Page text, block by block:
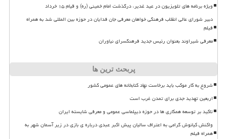
ویژه برنامه های تلویزیون در عید غدیر، درگذشت امام خمینی (ره) و قیام ۱۵ خرداد
دبیر شورای عالی انقلاب فرهنگی خواهان معرفی جان فدایان در حوزه بین المللی شد به همراه
فیلم
معرفی شیراوند بعنوان رئیس جدید فرهنگسرای نیاوران
پربحث ترین ها
شروع به کار موکب باید برخاست نهاد کتابخانه های عمومی کشور
اربعین تهدید جدی برای تمدن غرب است
تاکید بر توسعه همکاری ها در حوزه دیپلماسی عمومی و معرفی شایسته ایران
واکنش کیانوش گرامی به اعتراف سالیان پیش اکبر عبدی درباره ی بازی در زیر آسمان شهر به
همراه فیلم